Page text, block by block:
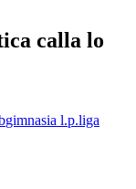
calla lo
gimnasia l.p.liga